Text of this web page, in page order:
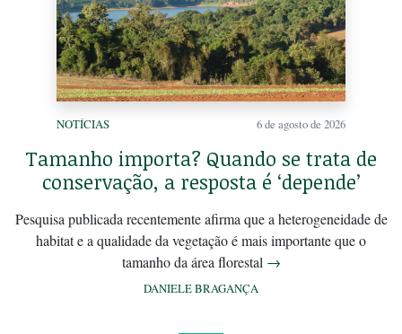
NOTÍCIAS 6 de agosto de 2026
Tamanho importa? Quando se trata de
conservação, a resposta é ‘depende’
Pesquisa publicada recentemente afirma que a heterogeneidade de
habitat e a qualidade da vegetação é mais importante que o
tamanho da área florestal →
DANIELE BRAGANÇA